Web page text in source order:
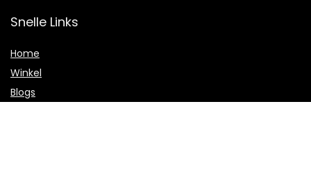
Snelle Links
Home
Winkel
Blogs